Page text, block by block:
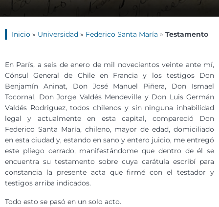
Inicio » Universidad » Federico Santa María » Testamento
En París, a seis de enero de mil novecientos veinte ante mí,
Cónsul General de Chile en Francia y los testigos Don
Benjamín Aninat, Don José Manuel Piñera, Don Ismael
Tocornal, Don Jorge Valdés Mendeville y Don Luis Germán
Valdés Rodriguez, todos chilenos y sin ninguna inhabilidad
legal y actualmente en esta capital, compareció Don
Federico Santa María, chileno, mayor de edad, domiciliado
en esta ciudad y, estando en sano y entero juicio, me entregó
este pliego cerrado, manifestándome que dentro de él se
encuentra su testamento sobre cuya carátula escribí para
constancia la presente acta que firmé con el testador y
testigos arriba indicados.
Todo esto se pasó en un solo acto.